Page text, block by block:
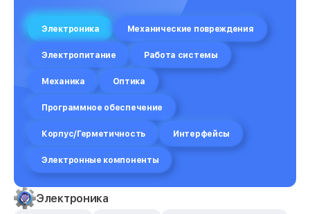
Электроника Механические повреждения
Электропитание Работа системы
Механика Оптика
Программное обеспечение
Корпус/Герметичность Интерфейсы
Электронные компоненты
Электроника